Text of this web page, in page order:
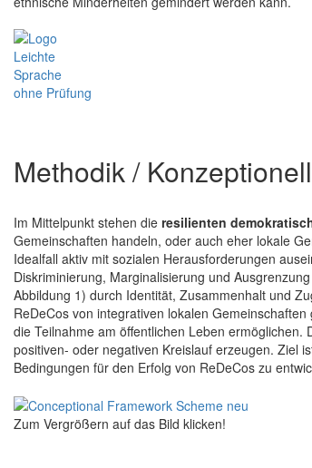
Methodik /
Im Mittelpunkt stehen die resilienten
Gemeinschaften handeln, oder auch eher lokale
Idealfall aktiv mit sozialen Herausforderungen
Diskriminierung, Marginalisierung und
Abbildung 1) durch Identität, Zusammenhalt und
ReDeCos von integrativen lokalen
die Teilnahme am öffentlichen Leben
positiven- oder negativen Kreislauf erzeugen. Ziel
Bedingungen für den Erfolg von ReDeCos zu
Zum Vergrößern auf das Bild klicken!